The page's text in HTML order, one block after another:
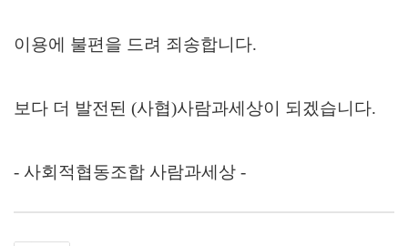
이용에 불편을 드려 죄송합니다.
보다 더 발전된 (사협)사람과세상이 되겠습니다.
- 사회적협동조합 사람과세상 -